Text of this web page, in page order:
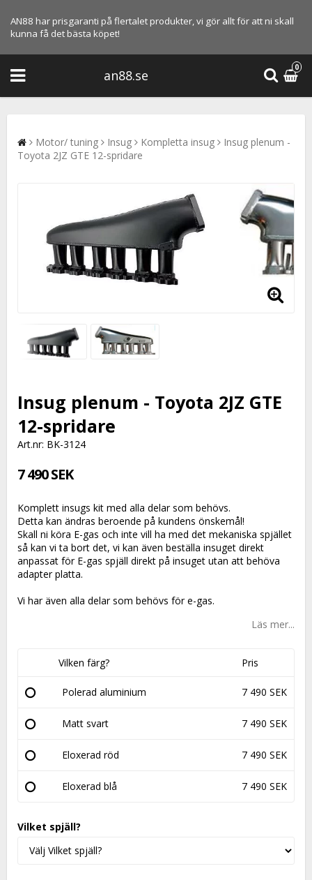
AN88 har prisgaranti på flertalet produkter, vi gör allt för att ni skall
kunna få det bästa köpet!
an88.se
0
Motor/ tuning Insug Kompletta insug
Insug plenum -
Toyota 2JZ GTE 12-spridare
Insug plenum - Toyota 2JZ GTE
12-spridare
Art.nr: BK-3124
7 490 SEK
Komplett insugs kit med alla delar som behövs.
Detta kan ändras beroende på kundens önskemål!
Skall ni köra E-gas och inte vill ha med det mekaniska spjället
så kan vi ta bort det, vi kan även beställa insuget direkt
anpassat för E-gas spjäll direkt på insuget utan att behöva
adapter platta.
Vi har även alla delar som behövs för e-gas.
Läs mer...
Vilken färg? Pris
Polerad aluminium 7 490 SEK
Matt svart 7 490 SEK
Eloxerad röd 7 490 SEK
Eloxerad blå 7 490 SEK
Vilket spjäll?